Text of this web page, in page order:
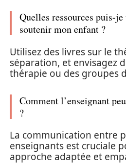
Quelles ressources puis-
soutenir mon enfant ?
Utilisez des livres sur le
séparation, et envisagez
thérapie ou des groupes
Comment l’enseignant
?
La communication entre
enseignants est cruciale
approche adaptée et